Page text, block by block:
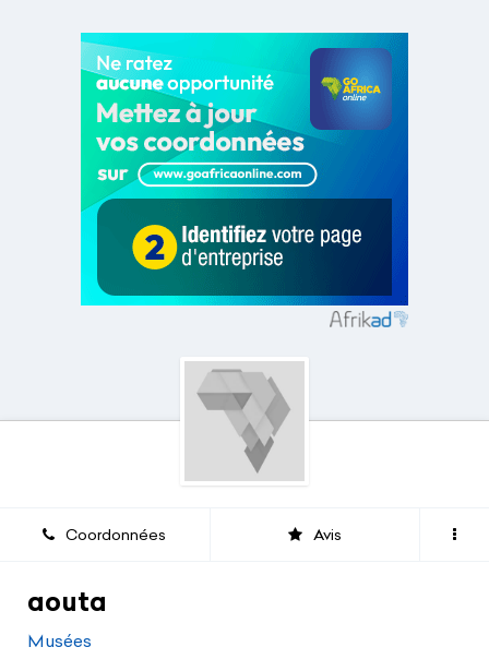
Coordonnées Avis
aouta
Musées